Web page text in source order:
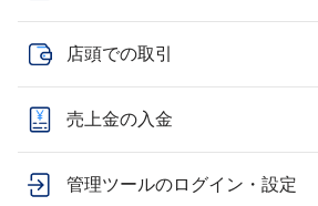
店頭での取引
売上金の入金
管理ツールのログイン・設定